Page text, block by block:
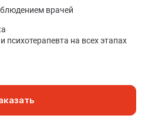
врачей
на всех этапах